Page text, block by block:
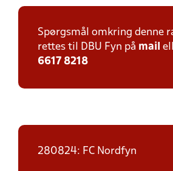
Spørgsmål omkring denne
rettes til DBU Fyn på mail
6617 8218
280824: FC Nordfyn